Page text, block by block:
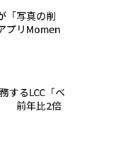
「写真の削
プリMomen
するLCC「ベ
前年比2倍